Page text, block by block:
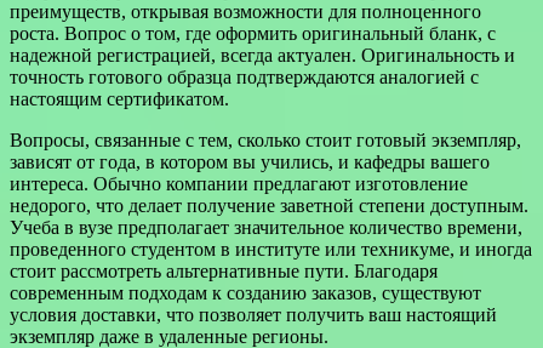
преимуществ, открывая возможности для полноценного
роста. Вопрос о том, где оформить оригинальный бланк, с
надежной регистрацией, всегда актуален. Оригинальность и
точность готового образца подтверждаются аналогией с
настоящим сертификатом.
Вопросы, связанные с тем, сколько стоит готовый экземпляр,
зависят от года, в котором вы учились, и кафедры вашего
интереса. Обычно компании предлагают изготовление
недорого, что делает получение заветной степени доступным.
Учеба в вузе предполагает значительное количество времени,
проведенного студентом в институте или техникуме, и иногда
стоит рассмотреть альтернативные пути. Благодаря
современным подходам к созданию заказов, существуют
условия доставки, что позволяет получить ваш настоящий
экземпляр даже в удаленные регионы.